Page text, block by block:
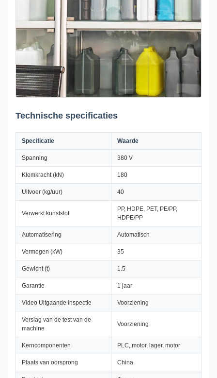
Technische specificaties
Specificatie Waarde
Spanning 380 V
Klemkracht (kN) 180
Uitvoer (kg/uur) 40
Verwerkt kunststof
PP, HDPE, PET, PE/PP,
HDPE/PP
Automatisering Automatisch
Vermogen (kW) 35
Gewicht (t) 1.5
Garantie 1 jaar
Video Uitgaande inspectie Voorziening
Verslag van de test van de
machine
Voorziening
Kerncomponenten PLC, motor, lager, motor
Plaats van oorsprong China